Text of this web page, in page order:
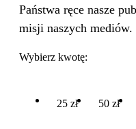
Państwa ręce nasze
misji naszych mediów.
Wybierz kwotę:
25 zł 50 zł